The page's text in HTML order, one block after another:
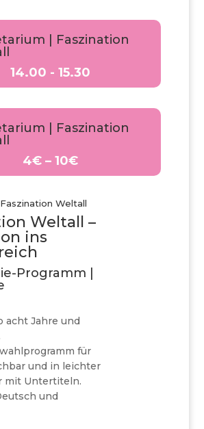
| Faszination
14.00 - 15.30
| Faszination
4€ – 10€
Weltall
Weltall –
ins
Programm |
acht Jahre und
für
und in leichter
mit Untertiteln.
und